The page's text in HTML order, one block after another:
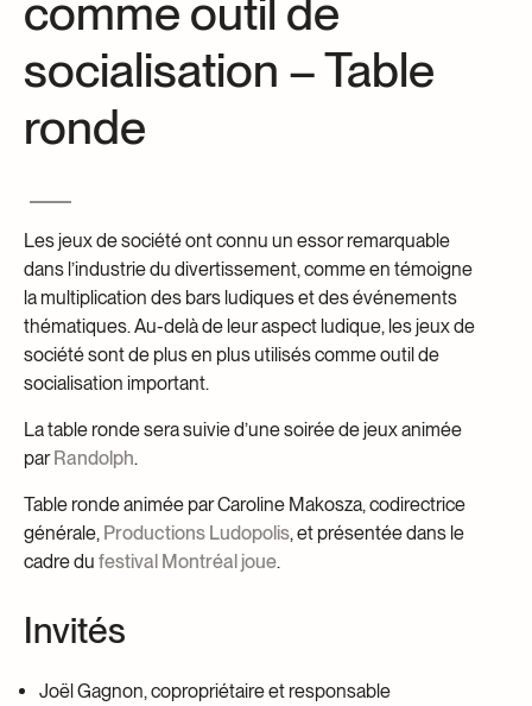
Centre d’archives et de documentation
Dons et prêts d’objets
Événements
comme outil de
socialisation – Table
ronde
Les jeux de société ont connu un essor remarquable
dans l’industrie du divertissement, comme en témoigne
la multiplication des bars ludiques et des événements
thématiques. Au-delà de leur aspect ludique, les jeux de
société sont de plus en plus utilisés comme outil de
socialisation important.
La table ronde sera suivie d’une soirée de jeux animée
parRandolph.
Table ronde animée par Caroline Makosza, codirectrice
générale, Productions Ludopolis, et présentée dans le
cadre du festival Montréal joue.
Invités
Joël Gagnon, copropriétaire et responsable